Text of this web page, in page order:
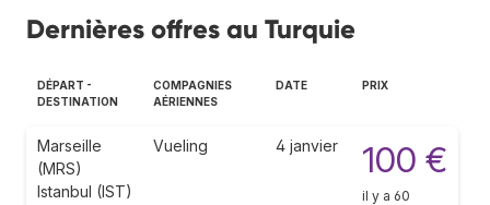
Dernières offres au Turquie
DÉPART -
DESTINATION
COMPAGNIES
AÉRIENNES
DATE PRIX
Marseille
(MRS)
Istanbul (IST)
Vueling 4 janvier 100 €
il y a 60